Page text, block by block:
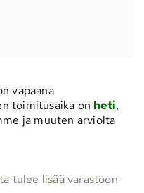
vapaana
toimitusaika on heti,
ja muuten arviolta
tulee lisää varastoon